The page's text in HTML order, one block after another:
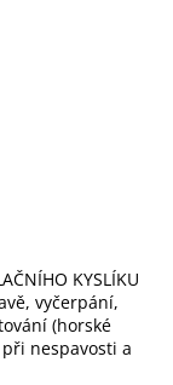
KYSLÍKU
vyčerpání,
(horské
nespavosti a